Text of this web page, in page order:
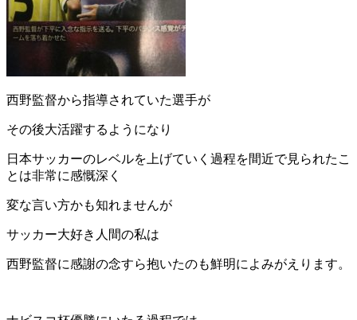
西野監督から指導されていた選手が
その後大活躍するようになり
日本サッカーのレベルを上げていく過程を間近で見られたこ
とは非常に感慨深く
変な言い方かも知れませんが
サッカー大好き人間の私は
西野監督に感謝の念すら抱いたのも鮮明によみがえります。